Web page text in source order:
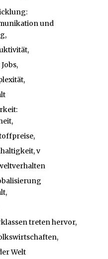
und
v
treten hervor,
Welt